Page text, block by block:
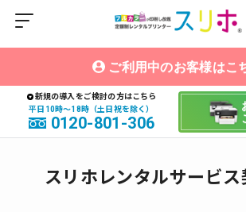
ご利用中のお客様はこ
新規の導入をご検討の方はこちら
平日10時〜18時（土日祝を除く）
0120-801-306
スリホレンタルサービ